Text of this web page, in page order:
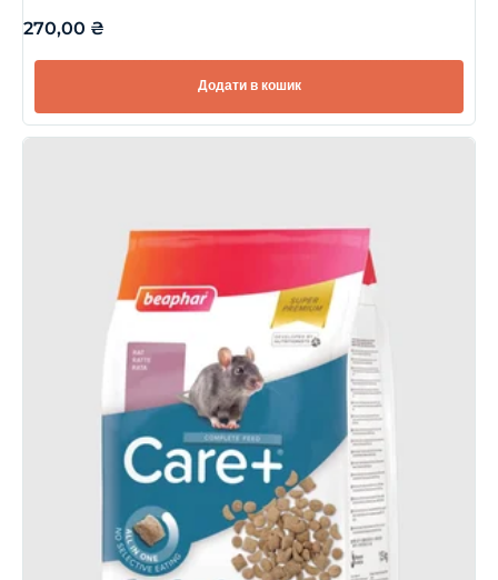
270,00 ₴
Додати в кошик